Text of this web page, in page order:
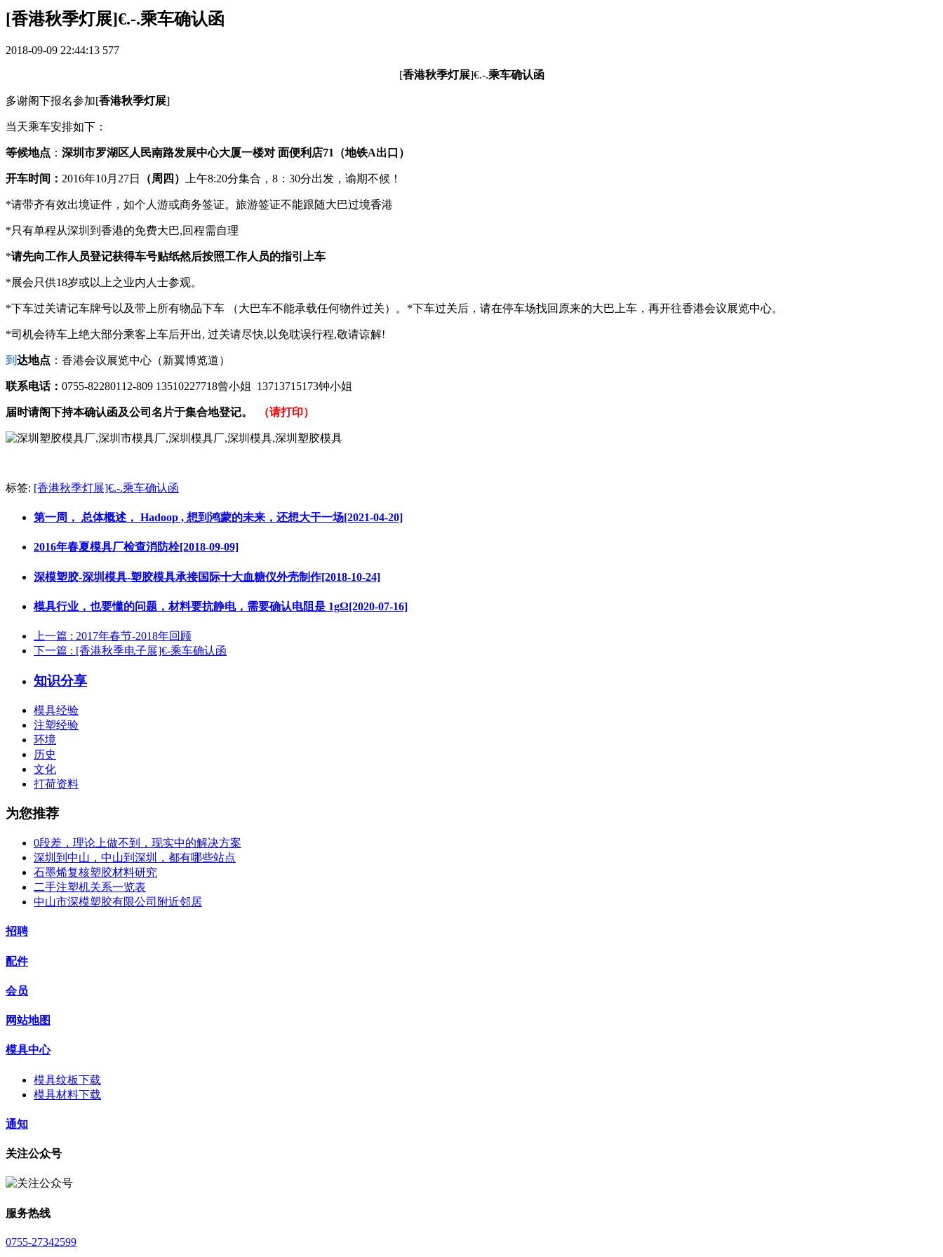
[香港秋季灯展]€.-.乘车确认函
2018-09-09 22:44:13 577
[香港秋季灯展]€.-.乘车确认函
多谢阁下报名参加[香港秋季灯展]
当天乘车安排如下：
等候地点 ： 深圳市罗湖区人民南路发展中心大厦一楼对 面便利店71 （地铁A出口）
开车时间： 2016年10月 27日 （周 四 ） 上午8:20分集合， 8： 30分出发， 谕期不候！
*请带齐有效出境证件，如个人游或商务签证。 旅游签证不能跟随大巴过境香港
*只有单程从深圳到香港的免费大巴,回程需自理
*请先向工作人员登记获得车号贴纸然后按照工作人员的指引上车
*展会只供18岁或以上之业内人士参观。
*下车过关请记车牌号以及带上所有物品下车 （大巴车不能承载任何物件过关）。 *下车过关后，请在停车场找回原来的大巴上车，再开往香港会议展览中心。
*司机会待车上绝大部分乘客上车后开出, 过关请尽快, 以免耽误行程,敬请谅解!
到达地点 ：香港会议展览中心 （新翼博览道）
联系电话： 0755-82280112-809 13510227718曾小姐 13713715173钟小姐
届时请阁下持本确认函及公司名片于集合地登记。 （请打印）
标签: [香港秋季灯展]€.-.乘车确认函
第一周， 总体概述， Hadoop , 想到鸿蒙的未来，还想大干一场[2021-04-20]
2016年春夏模具厂检查消防栓[2018-09-09]
深模塑胶-深圳模具-塑胶模具承接国际十大血糖仪外壳制作[2018-10-24]
模具行业，也要懂的问题，材料要抗静电，需要确认电阻是 1gΩ[2020-07-16]
上一篇 : 2017年春节-2018年回顾
下一篇 : [香港秋季电子展]€-乘车确认函
知识分享
模具经验
注塑经验
环境
历史
文化
打荷资料
为您推荐
0段差，理论上做不到，现实中的解决方案
深圳到中山，中山到深圳，都有哪些站点
石墨烯复核塑胶材料研究
二手注塑机关系一览表
中山市深模塑胶有限公司附近邻居
招聘
配件
会员
网站地图
模具中心
模具纹板下载
模具材料下载
通知
关注公众号
服务热线
0755-27342599